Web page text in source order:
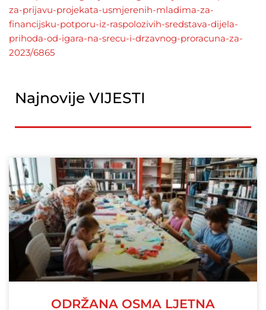
za-prijavu-projekata-usmjerenih-mladima-za-
financijsku-potporu-iz-raspolozivih-sredstava-dijela-
prihoda-od-igara-na-srecu-i-drzavnog-proracuna-za-
2023/6865
Najnovije VIJESTI
ODRŽANA OSMA LJETNA